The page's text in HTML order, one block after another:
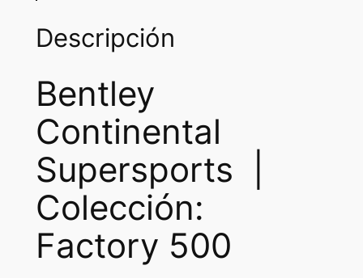
r
c
e
w
a
s
:
₡
i
i
s
:
₡
1
Descripción
Bentley
Continental
Supersports |
Colección:
Factory 500